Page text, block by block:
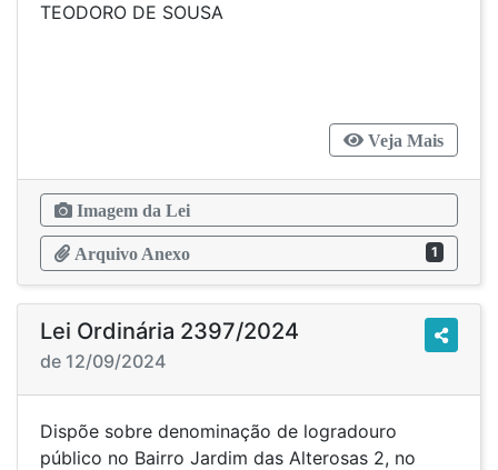
TEODORO DE SOUSA
Veja Mais
Imagem da Lei
Arquivo Anexo 1
Lei Ordinária 2397/2024
de 12/09/2024
Dispõe sobre denominação de logradouro
público no Bairro Jardim das Alterosas 2, no